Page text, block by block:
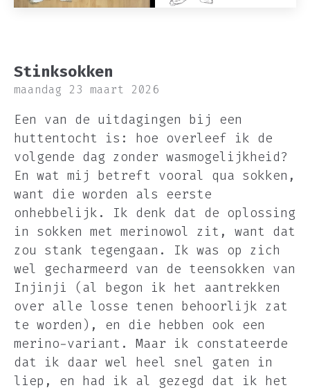
Stinksokken
maandag 23 maart 2026
Een van de uitdagingen bij een
huttentocht is: hoe overleef ik de
volgende dag zonder wasmogelijkheid?
En wat mij betreft vooral qua sokken,
want die worden als eerste
onhebbelijk. Ik denk dat de oplossing
in sokken met merinowol zit, want dat
zou stank tegengaan. Ik was op zich
wel gecharmeerd van de teensokken van
Injinji (al begon ik het aantrekken
over alle losse tenen behoorlijk zat
te worden), en die hebben ook een
merino-variant. Maar ik constateerde
dat ik daar wel heel snel gaten in
liep, en had ik al gezegd dat ik het